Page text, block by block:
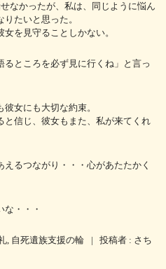
なかったが、私は、同じように悩ん
たいと思った。
を見守ることしかない。
ところを必ず見に行くね」と言っ
女にも大切な約束。
と信じ、彼女もまた、私が来てくれ
るつながり・・・心があたたかく
・・・
, 自死遺族支援の輪 |
投稿者 : さち